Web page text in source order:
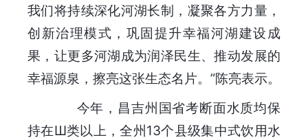
我们将持续深化河湖长制，凝聚各方力量，
创新治理模式，巩固提升幸福河湖建设成
果，让更多河湖成为润泽民生、推动发展的
幸福源泉，擦亮这张生态名片。”陈亮表示。
今年，昌吉州国省考断面水质均保
持在Ш类以上，全州13个县级集中式饮用水